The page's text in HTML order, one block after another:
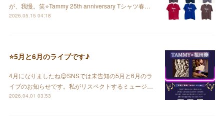
が、我慢。笑⭐️Tammy 25th anniversary Tシャツ春…
2026.05.15 04:18
⭐️5月と6月のライブです♪
4月になりましたね😊SNSでは未告知の5月と6月のラ
イブのお知らせです。私がリスペクトするミュージ…
2026.04.01 03:53